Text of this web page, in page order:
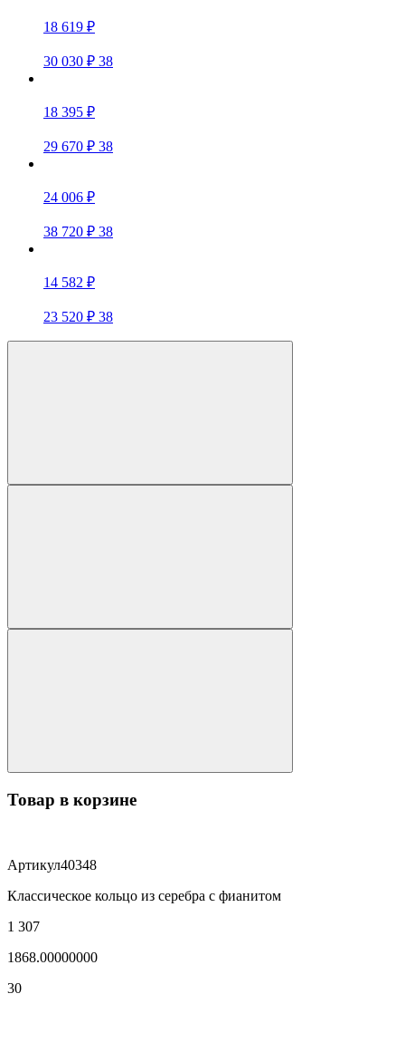
18 619 ₽
30 030 ₽ 38
18 395 ₽
29 670 ₽ 38
24 006 ₽
38 720 ₽ 38
14 582 ₽
23 520 ₽ 38
Товар в корзине
Артикул40348
Классическое кольцо из серебра с фианитом
1 307
1868.00000000
30